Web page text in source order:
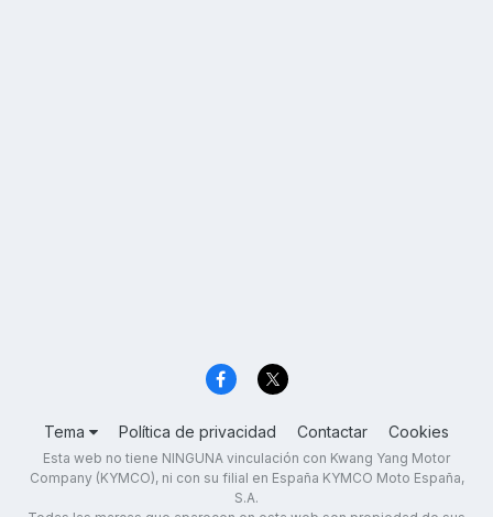
Tema Política de privacidad Contactar Cookies
Esta web no tiene NINGUNA vinculación con Kwang Yang Motor
Company (KYMCO), ni con su filial en España KYMCO Moto España,
S.A.